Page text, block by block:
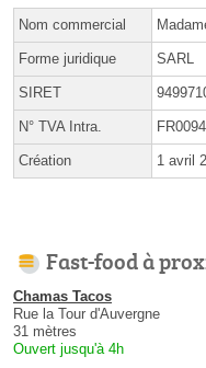
Nom commercial
Forme juridique SARL
SIRET
N° TVA Intra.
Création 1 avril
Fast-food à
Chamas Tacos
Rue la Tour d'Auvergne
31 mètres
Ouvert jusqu'à 4h